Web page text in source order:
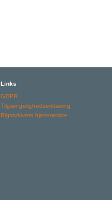
Links
GDPR
Tilgængelighedserklæring
Rigsarkivets hjemmeside